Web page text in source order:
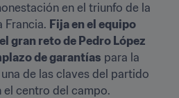
en el triunfo de la
Francia. Fija en el equipo
el gran reto de Pedro López
de garantías para la
de las claves del partido
el centro del campo.